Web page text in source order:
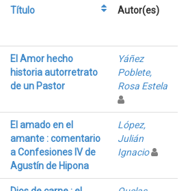
Título Autor(es)
El Amor hecho
historia autorretrato
de un Pastor
Yáñez
Poblete,
Rosa Estela
El amado en el
amante : comentario
a Confesiones IV de
Agustín de Hipona
López,
Julián
Ignacio